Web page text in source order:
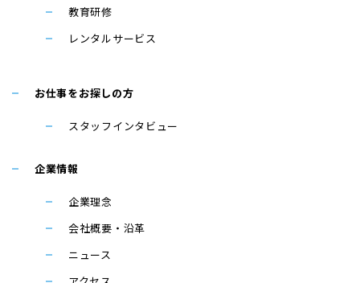
教育研修
レンタルサービス
お仕事をお探しの方
スタッフインタビュー
企業情報
企業理念
会社概要・沿革
ニュース